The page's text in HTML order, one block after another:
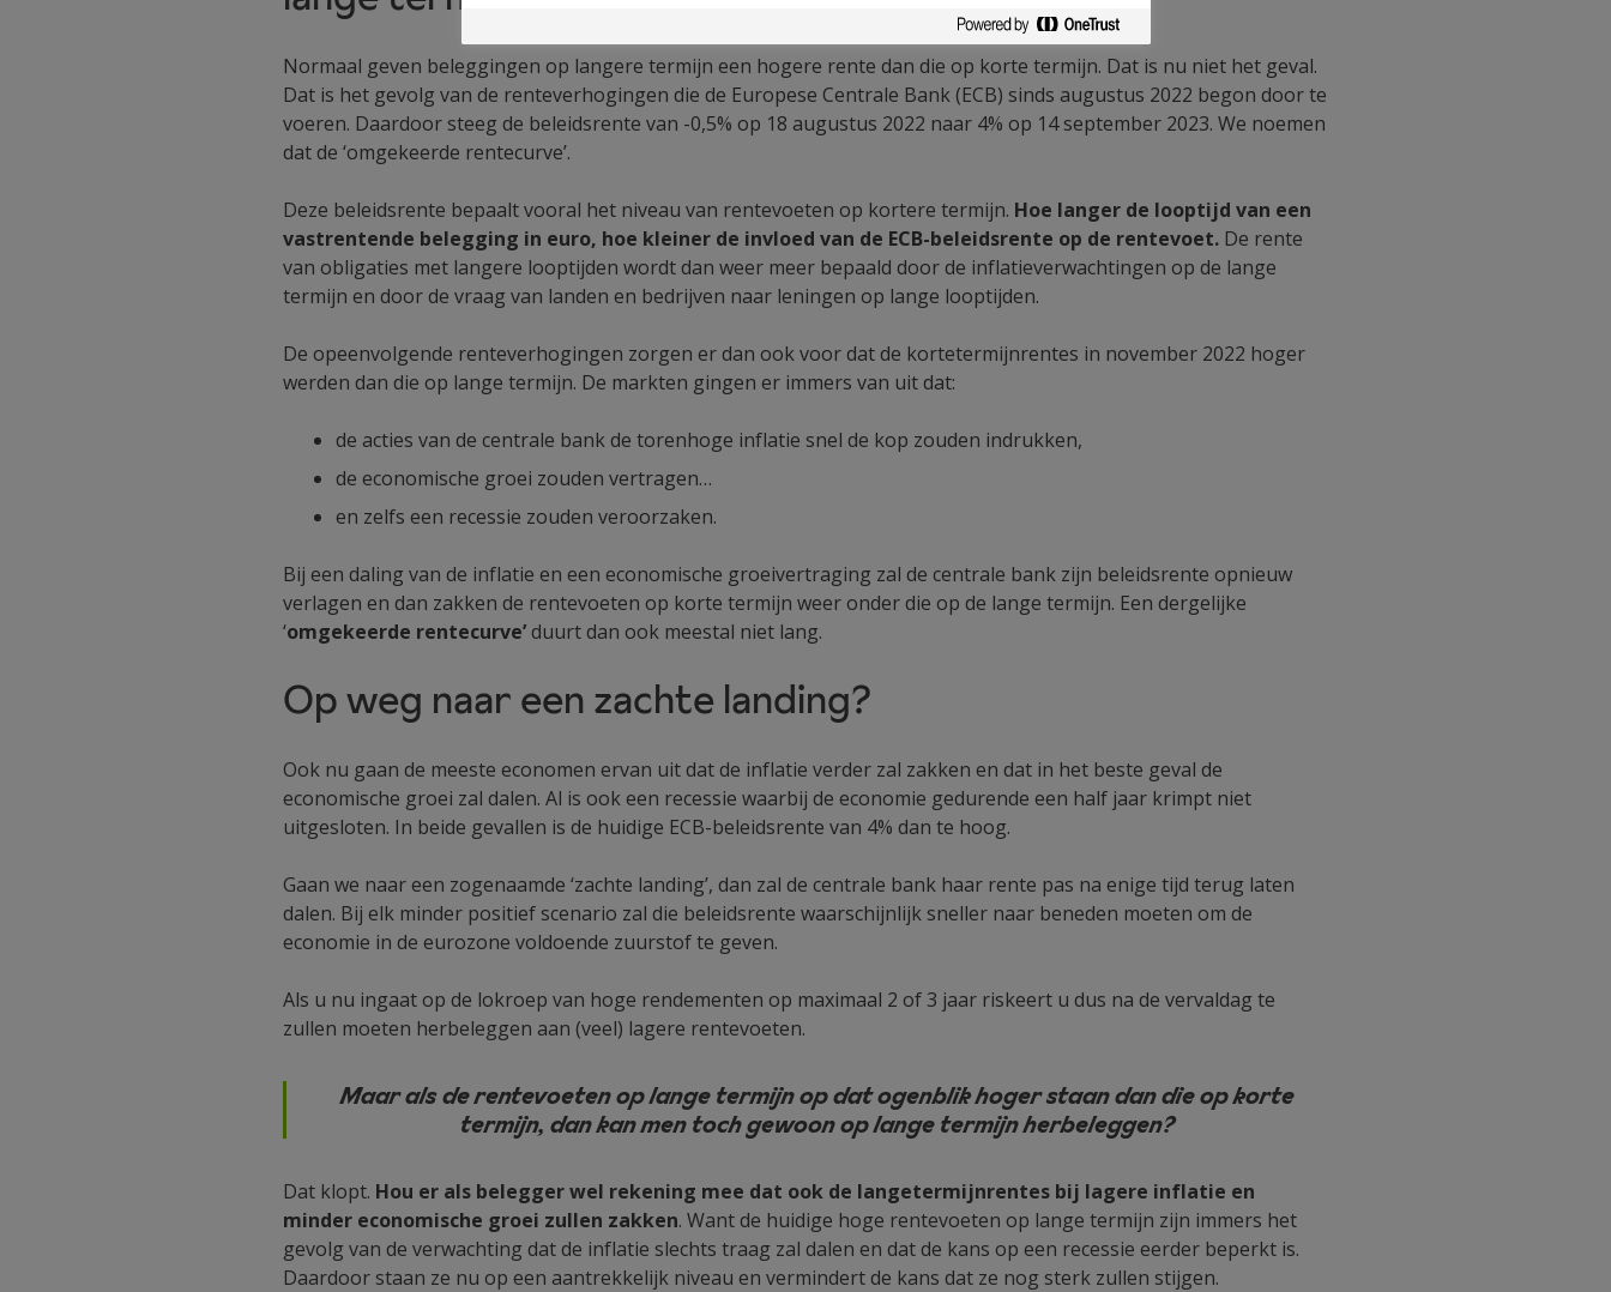
Normaal geven beleggingen op langere termijn een hogere rente dan die op korte termijn. Dat is nu niet het geval.
Dat is het gevolg van de renteverhogingen die de Europese Centrale Bank (ECB) sinds augustus 2022 begon door te
voeren. Daardoor steeg de beleidsrente van -0,5% op 18 augustus 2022 naar 4% op 14 september 2023. We noemen
dat de ‘omgekeerde rentecurve’.
Deze beleidsrente bepaalt vooral het niveau van rentevoeten op kortere termijn. Hoe langer de looptijd van een
vastrentende belegging in euro, hoe kleiner de invloed van de ECB-beleidsrente op de rentevoet. De rente
van obligaties met langere looptijden wordt dan weer meer bepaald door de inflatieverwachtingen op de lange
termijn en door de vraag van landen en bedrijven naar leningen op lange looptijden.
De opeenvolgende renteverhogingen zorgen er dan ook voor dat de kortetermijnrentes in november 2022 hoger
werden dan die op lange termijn. De markten gingen er immers van uit dat:
de acties van de centrale bank de torenhoge inflatie snel de kop zouden indrukken,
de economische groei zouden vertragen…
en zelfs een recessie zouden veroorzaken.
Bij een daling van de inflatie en een economische groeivertraging zal de centrale bank zijn beleidsrente opnieuw
verlagen en dan zakken de rentevoeten op korte termijn weer onder die op de lange termijn. Een dergelijke
‘omgekeerde rentecurve’duurt dan ook meestal niet lang.
Op weg naar een zachte landing?
Ook nu gaan de meeste economen ervan uit dat de inflatie verder zal zakken en dat in het beste geval de
economische groei zal dalen. Al is ook een recessie waarbij de economie gedurende een half jaar krimpt niet
uitgesloten. In beide gevallen is de huidige ECB-beleidsrente van 4% dan te hoog.
Gaan we naar een zogenaamde ‘zachte landing’, dan zal de centrale bank haar rente pas na enige tijd terug laten
dalen. Bij elk minder positief scenario zal die beleidsrente waarschijnlijk sneller naar beneden moeten om de
economie in de eurozone voldoende zuurstof te geven.
Als u nu ingaat op de lokroep van hoge rendementen op maximaal 2 of 3 jaar riskeert u dus na de vervaldag te
zullen moeten herbeleggen aan (veel) lagere rentevoeten.
Maar als de rentevoeten op lange termijn op dat ogenblik hoger staan dan die op korte
termijn, dan kan men toch gewoon op lange termijn herbeleggen?
Dat klopt. Hou er als belegger wel rekening mee dat ook de langetermijnrentes bij lagere inflatie en
minder economische groei zullen zakken. Want de huidige hoge rentevoeten op lange termijn zijn immers het
gevolg van de verwachting dat de inflatie slechts traag zal dalen en dat de kans op een recessie eerder beperkt is.
Daardoor staan ze nu op een aantrekkelijk niveau en vermindert de kans dat ze nog sterk zullen stijgen.